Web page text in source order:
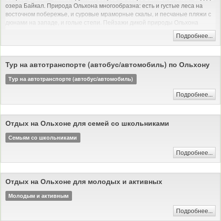
озера Байкал. Природа Ольхона многообразна: есть и густые леса на
восточном побережье, и суровые мраморные скалы, и песчаные пляжи с
дюнами на западе, и голые степи. Пейзажи дикой природы Ольхона
красивы и величественны - недаром он ежегодно привлекает тысячи
Подробнее...
Тур на автотранспорте (автобус/автомобиль) по Ольхону
Тур на автотранспорте (автобус/автомобиль)
Подробнее...
Отдых на Ольхоне для семей со школьниками
Семьям со школьниками
Подробнее...
Отдых на Ольхоне для молодых и активных
Молодым и активным
Подробнее...